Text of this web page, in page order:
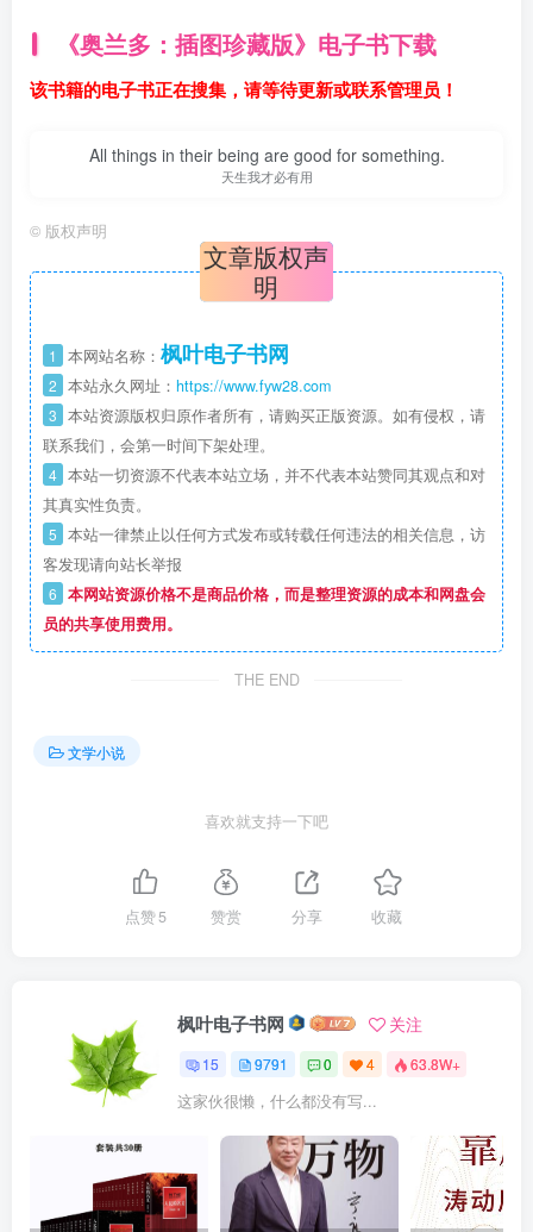
《奥兰多：插图珍藏版》电子书下载
该书籍的电子书正在搜集，请等待更新或联系管理员！
All things in their being are good for something.
天生我才必有用
© 版权声明
文章版权声
明
1 本网站名称： 枫叶电子书网
2 本站永久网址： https://www.fyw28.com
3 本站资源版权归原作者所有，请购买正版资源。如有侵权，请
联系我们，会第一时间下架处理。
4 本站一切资源不代表本站立场，并不代表本站赞同其观点和对
其真实性负责。
5 本站一律禁止以任何方式发布或转载任何违法的相关信息，访
客发现请向站长举报
6 本网站资源价格不是商品价格，而是整理资源的成本和网盘会
员的共享使用费用。
THE END
文学小说
喜欢就支持一下吧
点赞5 赞赏 分享 收藏
枫叶电子书网 关注
15 9791 0 4 63.8W+
这家伙很懒，什么都没有写...